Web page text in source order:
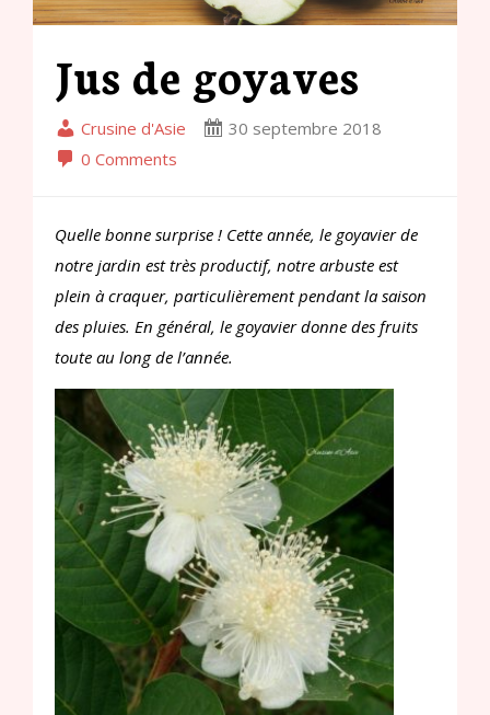
Jus de goyaves
Crusine d'Asie
30 septembre 2018
0 Comments
Quelle bonne surprise ! Cette année, le goyavier de
notre jardin est très productif, notre arbuste est
plein à craquer, particulièrement pendant la saison
des pluies. En général, le goyavier donne des fruits
toute au long de l’année.